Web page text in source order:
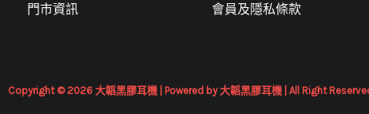
門市資訊
會員及隱私條款
Copyright © 2026 大韜黑膠耳機 | Powered by 大韜黑膠耳機 | All Right